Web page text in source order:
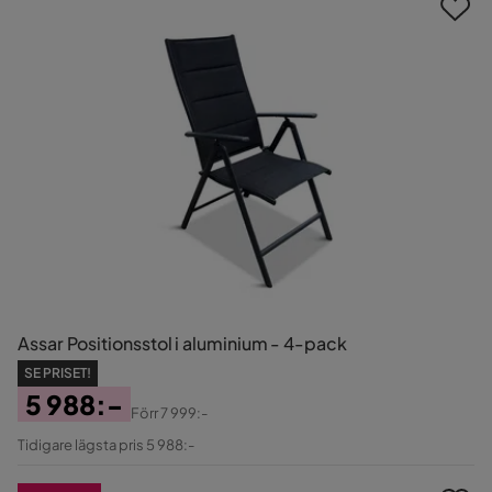
Assar Positionsstol i aluminium - 4-pack
SE PRISET!
Pris
5 988:-
Original
Förr7 999:-
Tidigare lägsta pris 5 988:-